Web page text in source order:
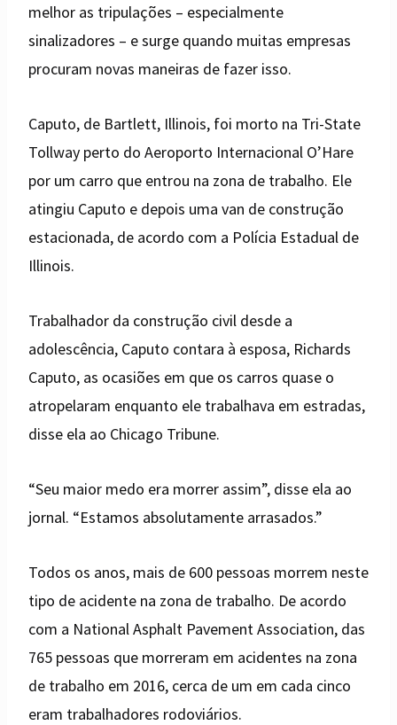
melhor as tripulações – especialmente
sinalizadores – e surge quando muitas empresas
procuram novas maneiras de fazer isso.
Caputo, de Bartlett, Illinois, foi morto na Tri-State
Tollway perto do Aeroporto Internacional O’Hare
por um carro que entrou na zona de trabalho. Ele
atingiu Caputo e depois uma van de construção
estacionada, de acordo com a Polícia Estadual de
Illinois.
Trabalhador da construção civil desde a
adolescência, Caputo contara à esposa, Richards
Caputo, as ocasiões em que os carros quase o
atropelaram enquanto ele trabalhava em estradas,
disse ela ao Chicago Tribune.
“Seu maior medo era morrer assim”, disse ela ao
jornal. “Estamos absolutamente arrasados.”
Todos os anos, mais de 600 pessoas morrem neste
tipo de acidente na zona de trabalho. De acordo
com a National Asphalt Pavement Association, das
765 pessoas que morreram em acidentes na zona
de trabalho em 2016, cerca de um em cada cinco
eram trabalhadores rodoviários.